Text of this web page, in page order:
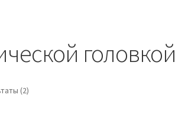
головкой
(2)